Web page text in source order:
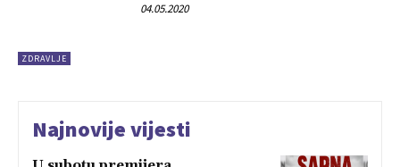
ZDRAVLJE
04.05.2020
Najnovije vijesti